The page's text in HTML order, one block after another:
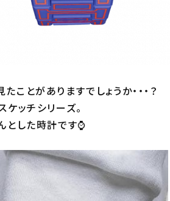
ことがありますでしょうか・・・？
ケッチシリーズ。
とした時計です⌚